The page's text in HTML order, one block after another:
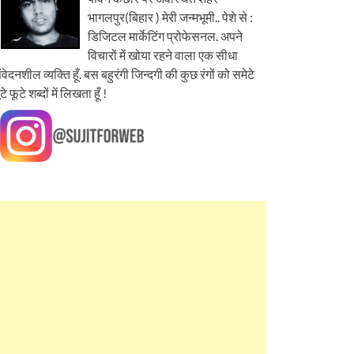
भागलपुर(बिहार ) मेरी जन्मभूमी.. पेशे से :
डिजिटल मार्केटिंग प्रोफेसनल. अपने
विचारों में खोया रहने वाला एक सीधा
व्यक्ति हूँ. बस बहुरंगी जिन्दगी की कुछ रंगों को समेटे
फूटे शब्दों में लिखता हूँ !